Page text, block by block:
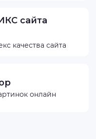
сайта
качества сайта
онлайн